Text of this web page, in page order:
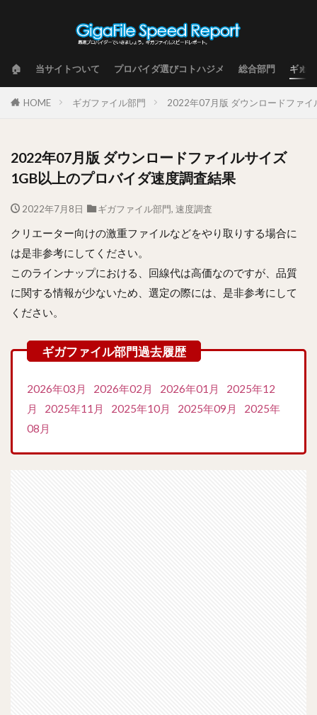
🏠 当サイトついて プロバイダ選びコトハジメ 総合部門 ギガ
HOME ギガファイル部門 2022年07月版 ダウンロードファ
2022年07月版 ダウンロードファイルサイズ
1GB以上のプロバイダ速度調査結果
2022年7月8日 ギガファイル部門, 速度調査
クリエーター向けの激重ファイルなどをやり取りする場合に
は是非参考にしてください。
このラインナップにおける、回線代は高価なのですが、品質
に関する情報が少ないため、選定の際には、是非参考にして
ください。
2026年03月 2026年02月 2026年01月
2025年12
月
2025年11月 2025年10月 2025年09月
2025年
08月